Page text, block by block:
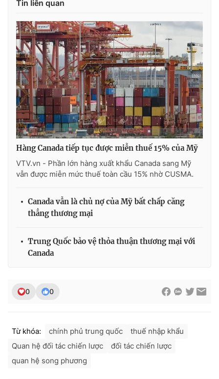
Ðiện thoại Thời báo VTV:
Liên hệ quảng cáo:024-7300.7108
® Cấm sao chép dưới mọi hình thức nếu không có sự chấp
thuận bằng văn bản. Ghi rõ nguồn VTV.vn khi phát hành lại
Tin liên quan
Hàng Canada tiếp tục được miễn thuế 15% của Mỹ
VTV.vn - Phần lớn hàng xuất khẩu Canada sang Mỹ
vẫn được miễn mức thuế toàn cầu 15% nhờ CUSMA.
Canada vẫn là chủ nợ của Mỹ bất chấp căng
thẳng thương mại
Trung Quốc bảo vệ thỏa thuận thương mại với
Canada
0 0
Từ khóa: chính phủ trung quốc
thuế nhập khẩu
Quan hệ đối tác chiến lược
đối tác chiến lược
quan hệ song phương